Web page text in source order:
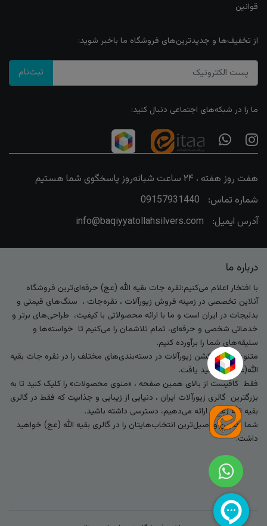
قوانین
از تخفیف‌ها و جدیدترین‌های فروشگاه ما باخبر شوید:
ثبت‌نام
ما را در شبکه‌های اجتماعی دنبال کنید:
هفت روز هفته ، ۲۴ ساعت شبانه‌روز پاسخگوی شما هستیم
شماره تماس:
09157931440
آدرس ایمیل:
info@baqiyyatollahsilvers.com
درباره ما
با افتخار اعلام می‌کنیم:نقره جات بقیه الله (عج) حرفه‌ای‌ترین فروشگاه
آنلاین تخصصی در زمینه فروش زیورآلات ، نقره‌جات ، سنگ‌های قیمتی و
بدلیجات در ایران است و ما با ارائه محصولاتی با کیفیت، طراحی‌های برتر و
خدماتی شخصی و حرفه‌ای، تمام تلاشمان را می‌کنیم تا خواسته‌ها و
سلیقه‌های شما را برآورده کنیم.
متنوع‌ترین کالکشن زیورآلات در دسته‌بندی‌های مختلف را در نقره جات بقیه
الله(عج) خواهید یافت.
فقط کافیست از بالای همین صفحه ، «منوی محصولات» را کلیک کنید تا به
بزرگترین گالری زیورآلات ایران ، دنیایی از زیبایی و جذابیت که فقط در گالری
بقیه الله (عج) ارائه می‌دهیم، دسترسی داشته باشید.
شما بهترین و اصیل‌ترین انتخاب‌هایتان را در گالری بقیه الله (عج) خواهید
داشت.